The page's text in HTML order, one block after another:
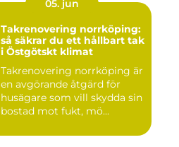
05. jun
Takrenovering norrköping:
så säkrar du ett hållbart tak
i Östgötskt klimat
Takrenovering norrköping är
en avgörande åtgärd för
husägare som vill skydda sin
bostad mot fukt, mö...